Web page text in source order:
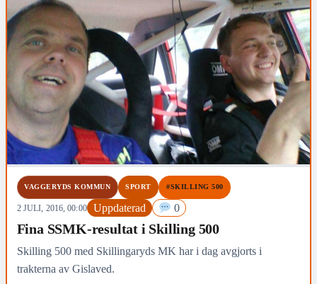
VAGGERYDS KOMMUN SPORT #SKILLING 500
2 JULI, 2016, 00:00 Uppdaterad 0
Fina SSMK-resultat i Skilling 500
Skilling 500 med Skillingaryds MK har i dag avgjorts i
trakterna av Gislaved.